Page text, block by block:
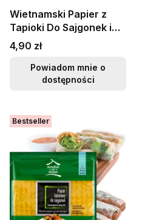
Wietnamski Papier z
Tapioki Do Sajgonek i
Spring Rolls
Bezglutenowy 50g
HOUSE OF ASIA
Cena
4,90 zł
Powiadom mnie o
dostępności
Bestseller